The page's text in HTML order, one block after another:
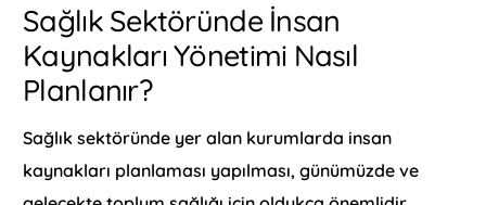
Sağlık Sektöründe İnsan
Kaynakları Yönetimi Nasıl
Planlanır?
Sağlık sektöründe yer alan kurumlarda insan
kaynakları planlaması yapılması, günümüzde ve